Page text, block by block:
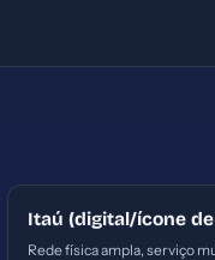
Itaú (digital/ícone
Rede física ampla, serviço